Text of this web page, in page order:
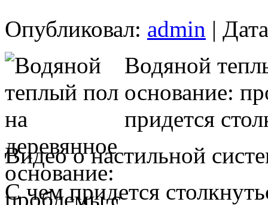
Опубликовал: admin |
Водяной
основание:
придется
Видео о настильной
С чем придется